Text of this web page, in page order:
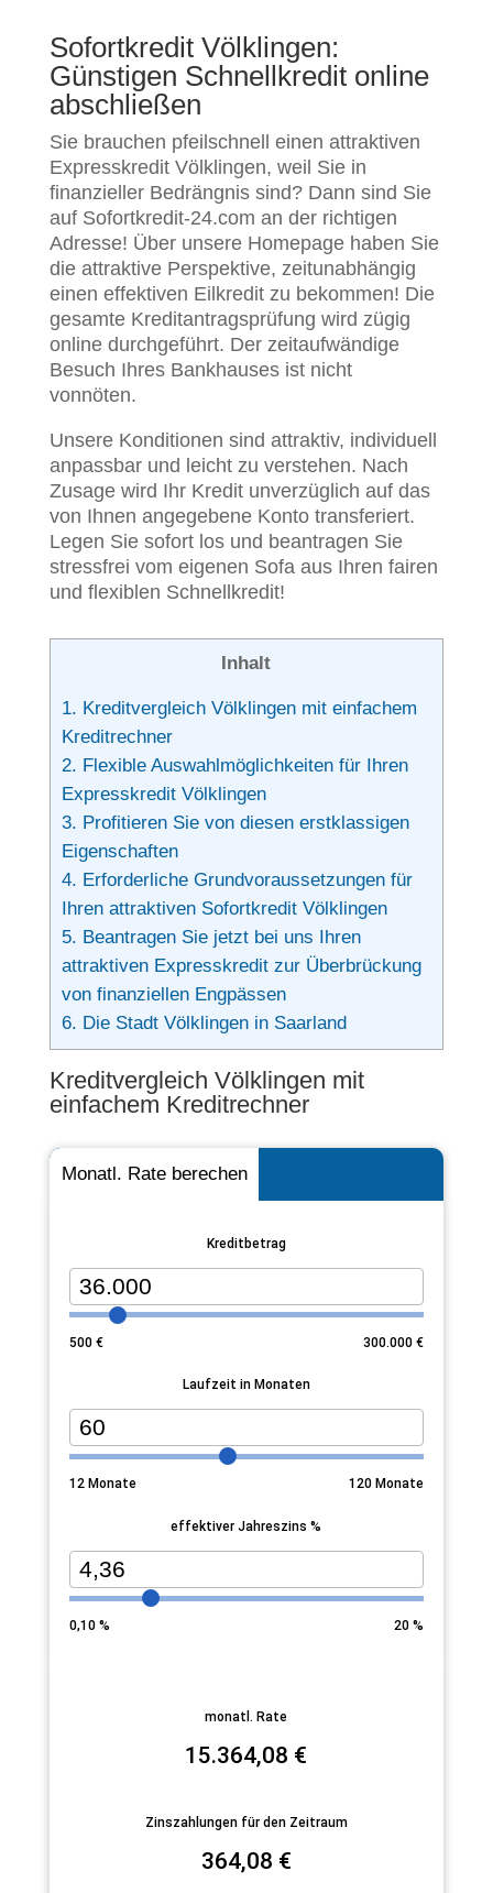
Sofortkredit Völklingen:
Günstigen Schnellkredit online
abschließen
Sie brauchen pfeilschnell einen attraktiven
Expresskredit Völklingen, weil Sie in
finanzieller Bedrängnis sind? Dann sind Sie
auf Sofortkredit-24.com an der richtigen
Adresse! Über unsere Homepage haben Sie
die attraktive Perspektive, zeitunabhängig
einen effektiven Eilkredit zu bekommen! Die
gesamte Kreditantragsprüfung wird zügig
online durchgeführt. Der zeitaufwändige
Besuch Ihres Bankhauses ist nicht
vonnöten.
Unsere Konditionen sind attraktiv, individuell
anpassbar und leicht zu verstehen. Nach
Zusage wird Ihr Kredit unverzüglich auf das
von Ihnen angegebene Konto transferiert.
Legen Sie sofort los und beantragen Sie
stressfrei vom eigenen Sofa aus Ihren fairen
und flexiblen Schnellkredit!
Inhalt
1. Kreditvergleich Völklingen mit einfachem
Kreditrechner
2. Flexible Auswahlmöglichkeiten für Ihren
Expresskredit Völklingen
3. Profitieren Sie von diesen erstklassigen
Eigenschaften
4. Erforderliche Grundvoraussetzungen für
Ihren attraktiven Sofortkredit Völklingen
5. Beantragen Sie jetzt bei uns Ihren
attraktiven Expresskredit zur Überbrückung
von finanziellen Engpässen
6. Die Stadt Völklingen in Saarland
Kreditvergleich Völklingen mit
einfachem Kreditrechner
Monatl. Rate berechen
Kreditbetrag
500€ 300.000 €
Laufzeit in Monaten
12Monate 120 Monate
effektiver Jahreszins %
0,10% 20 %
monatl. Rate
15.364,08 €
Zinszahlungen für den Zeitraum
364,08 €